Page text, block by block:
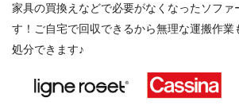
家具の買換えなどで必要がなくなったソファ
す！ご自宅で回収できるから無理な運搬作業
処分できます♪